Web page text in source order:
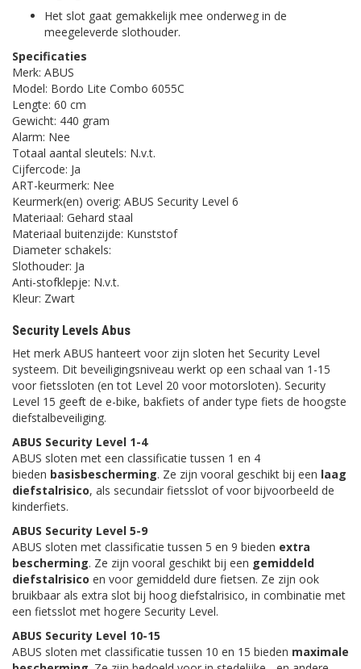
Het slot gaat gemakkelijk mee onderweg in de
meegeleverde slothouder.
Specificaties
Merk: ABUS
Model: Bordo Lite Combo 6055C
Lengte: 60 cm
Gewicht: 440 gram
Alarm: Nee
Totaal aantal sleutels: N.v.t.
Cijfercode: Ja
ART-keurmerk: Nee
Keurmerk(en) overig: ABUS Security Level 6
Materiaal: Gehard staal
Materiaal buitenzijde: Kunststof
Diameter schakels:
Slothouder: Ja
Anti-stofklepje: N.v.t.
Kleur: Zwart
Security Levels Abus
Het merk ABUS hanteert voor zijn sloten het Security Level
systeem. Dit beveiligingsniveau werkt op een schaal van 1-15
voor fietssloten (en tot Level 20 voor motorsloten). Security
Level 15 geeft de e-bike, bakfiets of ander type fiets de hoogste
diefstalbeveiliging.
ABUS Security Level 1-4
ABUS sloten met een classificatie tussen 1 en 4
bieden basisbescherming. Ze zijn vooral geschikt bij een laag
diefstalrisico, als secundair fietsslot of voor bijvoorbeeld de
kinderfiets.
ABUS Security Level 5-9
ABUS sloten met classificatie tussen 5 en 9 bieden extra
bescherming. Ze zijn vooral geschikt bij een gemiddeld
diefstalrisico en voor gemiddeld dure fietsen. Ze zijn ook
bruikbaar als extra slot bij hoog diefstalrisico, in combinatie met
een fietsslot met hogere Security Level.
ABUS Security Level 10-15
ABUS sloten met classificatie tussen 10 en 15 bieden maximale